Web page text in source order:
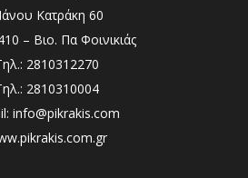
Κατράκη 60
– Βιο. Πα Φοινικιάς
2810312270
2810310004
info@pikrakis.com